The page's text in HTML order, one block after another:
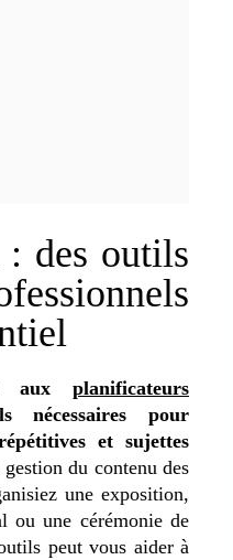
des outils
aux planificateurs
nécessaires pour
et sujettes
du contenu des
une exposition,
ou une cérémonie de
peut vous aider à